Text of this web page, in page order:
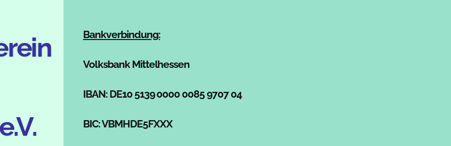
Bankverbindung:
Volksbank Mittelhessen
IBAN: DE10 5139 0000 0085 9707 04
BIC: VBMHDE5FXXX